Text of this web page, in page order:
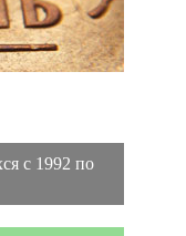
с 1992 по